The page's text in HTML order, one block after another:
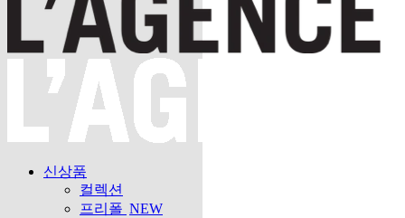
신상품
컬렉션
프리폴 NEW